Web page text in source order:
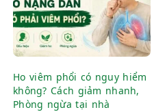
Ho viêm phổi có nguy hiểm
không? Cách giảm nhanh,
Phòng ngừa tại nhà